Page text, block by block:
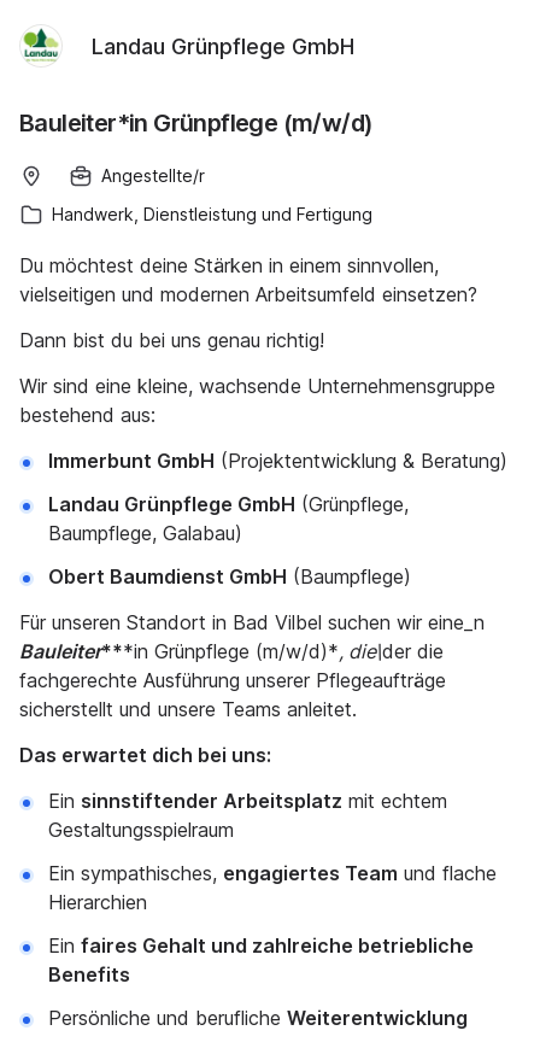
Landau Grünpflege GmbH
Bauleiter*in Grünpflege (m/w/d)
Angestellte/r
Handwerk, Dienstleistung und Fertigung
Du möchtest deine Stärken in einem sinnvollen,
vielseitigen und modernen Arbeitsumfeld einsetzen?
Dann bist du bei uns genau richtig!
Wir sind eine kleine, wachsende Unternehmensgruppe
bestehend aus:
Immerbunt GmbH (Projektentwicklung & Beratung)
Landau Grünpflege GmbH (Grünpflege,
Baumpflege, Galabau)
Obert Baumdienst GmbH (Baumpflege)
Für unseren Standort in Bad Vilbel suchen wir eine_n
Bauleiter***in Grünpflege (m/w/d)*, die\der die
fachgerechte Ausführung unserer Pflegeaufträge
sicherstellt und unsere Teams anleitet.
Das erwartet dich bei uns:
Ein sinnstiftender Arbeitsplatz mit echtem
Gestaltungsspielraum
Ein sympathisches, engagiertes Team und flache
Hierarchien
Ein faires Gehalt und zahlreiche betriebliche
Benefits
Persönliche und berufliche Weiterentwicklung